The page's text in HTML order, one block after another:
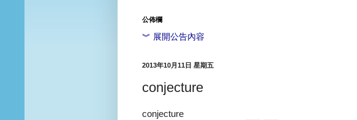
公佈欄
︾ 展開公告內容
2013年10月11日 星期五
conjecture
conjecture